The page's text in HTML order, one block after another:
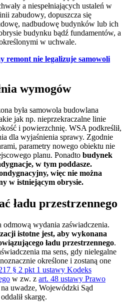
a niespełniających ustaleń w
zabudowy, dopuszcza się
nadbudowę budynków lub ich
budynku bądź fundamentów, a
w uchwale.
remont nie legalizuje samowoli
wymogów
była samowola budowlana
jak np. nieprzekraczalne linie
i powierzchnię. WSA podkreślił,
dla wyjaśnienia sprawy. Zgodnie
parametry nowego obiektu nie
planu. Ponadto budynek
w tym poddasze.
więc nie można
w istniejącym obrysie.
ładu przestrzennego
odmową wydania zaświadczenia.
istotne jest, aby wykonana
ładu przestrzennego.
ma sens, gdy nielegalne
określone i zostaną one
§ 2 pkt 1 ustawy Kodeks
w zw. z art. 48 ustawy Prawo
uwadze, Wojewódzki Sąd
skargę.